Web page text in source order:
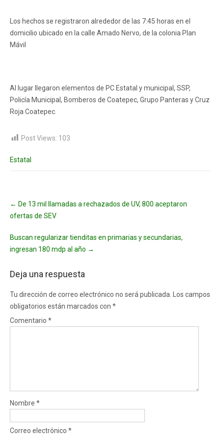
Los hechos se registraron alrededor de las 7:45 horas en el
domicilio ubicado en la calle Amado Nervo, de la colonia Plan
Mávil
Al lugar llegaron elementos de PC Estatal y municipal, SSP,
Policía Municipal, Bomberos de Coatepec, Grupo Panteras y Cruz
Roja Coatepec.
Post Views: 103
Estatal
navigation
← De 13 mil llamadas a rechazados de UV, 800 aceptaron
ofertas de SEV
Buscan regularizar tienditas en primarias y secundarias,
ingresan 180 mdp al año →
Deja una respuesta
Tu dirección de correo electrónico no será publicada.
Los campos
obligatorios están marcados con *
Comentario *
Nombre *
Correo electrónico *